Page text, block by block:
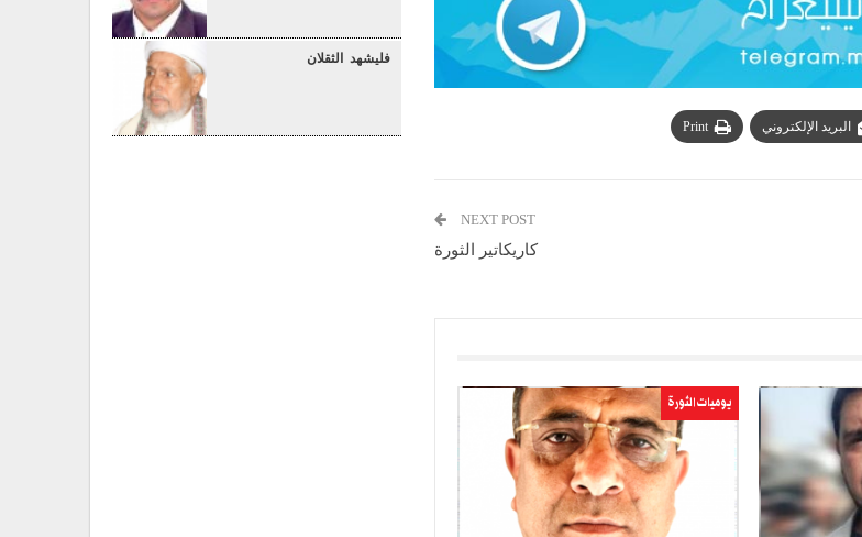
البريد الإلكتروني Print
NEXT POST
كاريكاتير الثورة
يوميات الثورة
فليشهد الثقلان